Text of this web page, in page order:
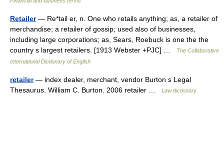
Retailer— Re*tail er, n. One who retails anything; as, a retailer of
merchandise; a retailer of gossip; used also of businesses,
including large corporations; as, Sears, Roebuck is one the the
country s largest retailers. [1913 Webster +PJC] …
The Collaborative
International Dictionary of English
retailer— index dealer, merchant, vendor Burton s Legal
Thesaurus. William C. Burton. 2006 retailer …
Law dictionary